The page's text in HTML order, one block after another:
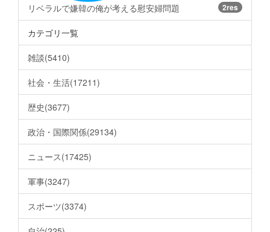
リベラルで嫌韓の俺が考える慰安婦問題 2res
カテゴリ一覧
雑談(5410)
社会・生活(17211)
歴史(3677)
政治・国際関係(29134)
ニュース(17425)
軍事(3247)
スポーツ(3374)